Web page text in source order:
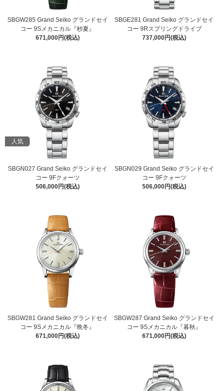
SBGW285 Grand Seiko グランドセイ
コー 9Sメカニカル『杪夏』
671,000円(税込)
SBGE281 Grand Seiko グランドセイ
コー 9Rスプリングドライブ
737,000円(税込)
人気
SBGN027 Grand Seiko グランドセイ
コー 9Fクォーツ
506,000円(税込)
SBGN029 Grand Seiko グランドセイ
コー 9Fクォーツ
506,000円(税込)
SBGW281 Grand Seiko グランドセイ
コー 9Sメカニカル『晩冬』
671,000円(税込)
SBGW287 Grand Seiko グランドセイ
コー 9Sメカニカル『暮秋』
671,000円(税込)